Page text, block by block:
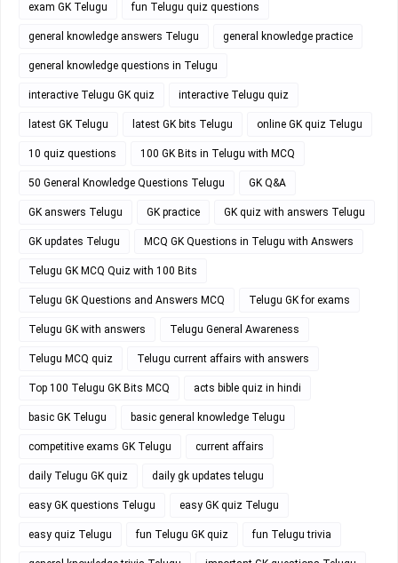
exam GK Telugu fun Telugu quiz questions
general knowledge answers Telugu general knowledge practice
general knowledge questions in Telugu
interactive Telugu GK quiz interactive Telugu quiz
latest GK Telugu latest GK bits Telugu online GK quiz Telugu
10 quiz questions 100 GK Bits in Telugu with MCQ
50 General Knowledge Questions Telugu GK Q&A
GK answers Telugu GK practice GK quiz with answers Telugu
GK updates Telugu MCQ GK Questions in Telugu with Answers
Telugu GK MCQ Quiz with 100 Bits
Telugu GK Questions and Answers MCQ Telugu GK for exams
Telugu GK with answers Telugu General Awareness
Telugu MCQ quiz Telugu current affairs with answers
Top 100 Telugu GK Bits MCQ acts bible quiz in hindi
basic GK Telugu basic general knowledge Telugu
competitive exams GK Telugu current affairs
daily Telugu GK quiz daily gk updates telugu
easy GK questions Telugu easy GK quiz Telugu
easy quiz Telugu fun Telugu GK quiz fun Telugu trivia